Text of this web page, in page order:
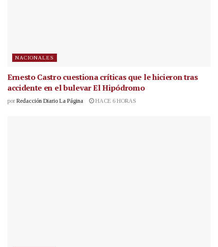
NACIONALES
Ernesto Castro cuestiona críticas que le hicieron tras
accidente en el bulevar El Hipódromo
por Redacción Diario La Página HACE 6 HORAS